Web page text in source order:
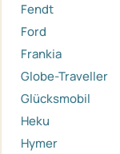
Fendt
Ford
Frankia
Globe-Traveller
Glücksmobil
Heku
Hymer